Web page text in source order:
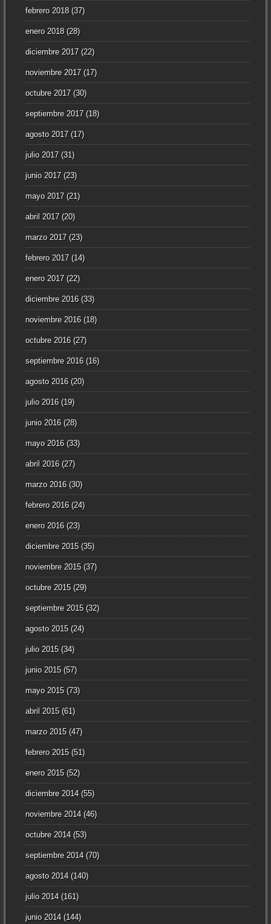
febrero 2018(37)
enero 2018(28)
diciembre 2017(22)
noviembre 2017(17)
octubre 2017(30)
septiembre 2017(18)
agosto 2017(17)
julio 2017(31)
junio 2017(23)
mayo 2017(21)
abril 2017(20)
marzo 2017(23)
febrero 2017(14)
enero 2017(22)
diciembre 2016(33)
noviembre 2016(18)
octubre 2016(27)
septiembre 2016(16)
agosto 2016(20)
julio 2016(19)
junio 2016(28)
mayo 2016(33)
abril 2016(27)
marzo 2016(30)
febrero 2016(24)
enero 2016(23)
diciembre 2015(35)
noviembre 2015(37)
octubre 2015(29)
septiembre 2015(32)
agosto 2015(24)
julio 2015(34)
junio 2015(57)
mayo 2015(73)
abril 2015(61)
marzo 2015(47)
febrero 2015(51)
enero 2015(52)
diciembre 2014(55)
noviembre 2014(46)
octubre 2014(53)
septiembre 2014(70)
agosto 2014(140)
julio 2014(161)
junio 2014(144)